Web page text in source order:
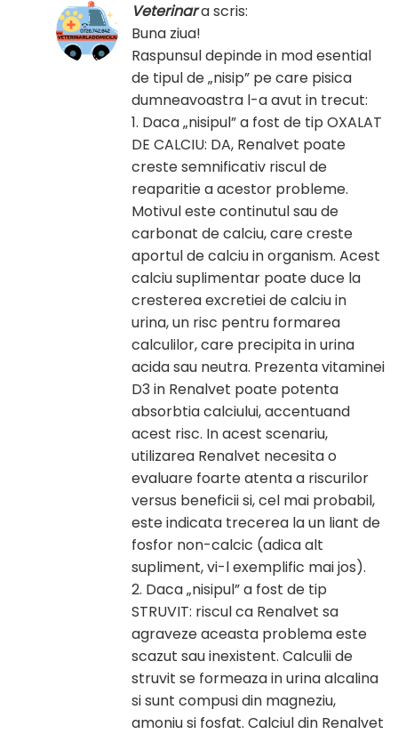
Veterinara scris:
Buna ziua!
Raspunsul depinde in mod esential
de tipul de „nisip” pe care pisica
dumneavoastra l-a avut in trecut:
1. Daca „nisipul” a fost de tip OXALAT
DE CALCIU: DA, Renalvet poate
creste semnificativ riscul de
reaparitie a acestor probleme.
Motivul este continutul sau de
carbonat de calciu, care creste
aportul de calciu in organism. Acest
calciu suplimentar poate duce la
cresterea excretiei de calciu in
urina, un risc pentru formarea
calculilor, care precipita in urina
acida sau neutra. Prezenta vitaminei
D3 in Renalvet poate potenta
absorbtia calciului, accentuand
acest risc. In acest scenariu,
utilizarea Renalvet necesita o
evaluare foarte atenta a riscurilor
versus beneficii si, cel mai probabil,
este indicata trecerea la un liant de
fosfor non-calcic (adica alt
supliment, vi-l exemplific mai jos).
2. Daca „nisipul” a fost de tip
STRUVIT: riscul ca Renalvet sa
agraveze aceasta problema este
scazut sau inexistent. Calculii de
struvit se formeaza in urina alcalina
si sunt compusi din magneziu,
amoniu si fosfat. Calciul din Renalvet